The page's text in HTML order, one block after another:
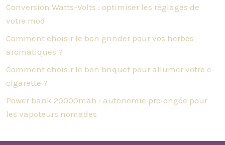
Conversion Watts-Volts : optimiser les réglages de
votre mod
Comment choisir le bon grinder pour vos herbes
aromatiques ?
Comment choisir le bon briquet pour allumer votre e-
cigarette ?
Power bank 20000mah : autonomie prolongée pour
les vapoteurs nomades